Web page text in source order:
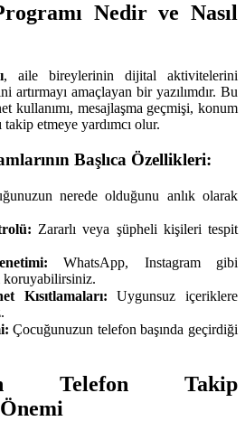
Nedir ve Nasıl
, aile bireylerinin dijital aktivitelerini
artırmayı amaçlayan bir yazılımdır. Bu
kullanımı, mesajlaşma geçmişi, konum
etmeye yardımcı olur.
Başlıca Özellikleri:
nerede olduğunu anlık olarak
Zararlı veya şüpheli kişileri tespit
WhatsApp, Instagram gibi
koruyabilirsiniz.
Kısıtlamaları: Uygunsuz içeriklere
Çocuğunuzun telefon başında geçirdiği
Telefon Takip